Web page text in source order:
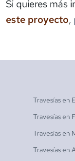
Si quieres más
este proyecto,
Travesías en
Travesías en
Travesías en
Travesías en